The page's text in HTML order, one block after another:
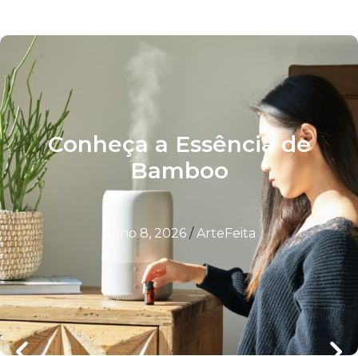
Conheça a Essência de
Bamboo
julho 8, 2026 / ArteFeita